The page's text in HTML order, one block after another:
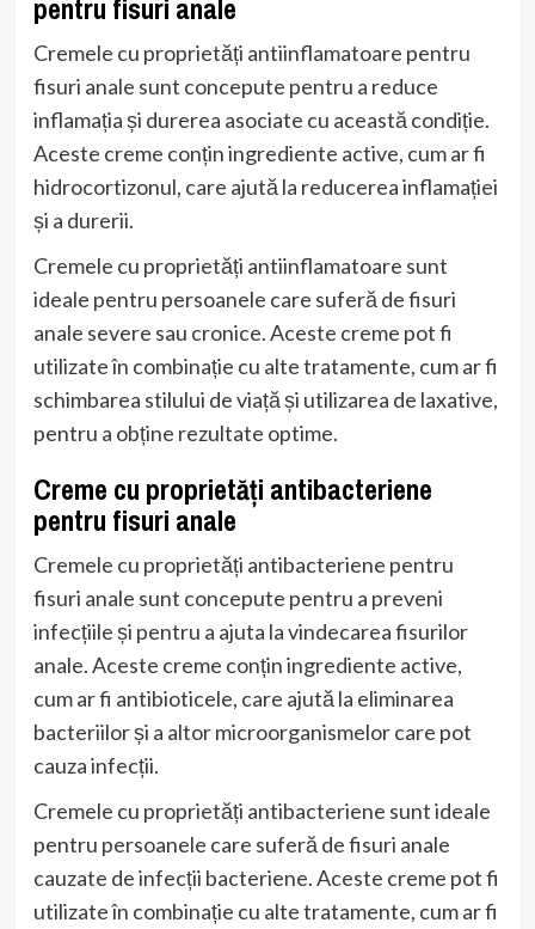
pentru fisuri anale
Cremele cu proprietăți antiinflamatoare pentru
fisuri anale sunt concepute pentru a reduce
inflamația și durerea asociate cu această condiție.
Aceste creme conțin ingrediente active, cum ar fi
hidrocortizonul, care ajută la reducerea inflamației
și a durerii.
Cremele cu proprietăți antiinflamatoare sunt
ideale pentru persoanele care suferă de fisuri
anale severe sau cronice. Aceste creme pot fi
utilizate în combinație cu alte tratamente, cum ar fi
schimbarea stilului de viață și utilizarea de laxative,
pentru a obține rezultate optime.
Creme cu proprietăți antibacteriene
pentru fisuri anale
Cremele cu proprietăți antibacteriene pentru
fisuri anale sunt concepute pentru a preveni
infecțiile și pentru a ajuta la vindecarea fisurilor
anale. Aceste creme conțin ingrediente active,
cum ar fi antibioticele, care ajută la eliminarea
bacteriilor și a altor microorganismelor care pot
cauza infecții.
Cremele cu proprietăți antibacteriene sunt ideale
pentru persoanele care suferă de fisuri anale
cauzate de infecții bacteriene. Aceste creme pot fi
utilizate în combinație cu alte tratamente, cum ar fi